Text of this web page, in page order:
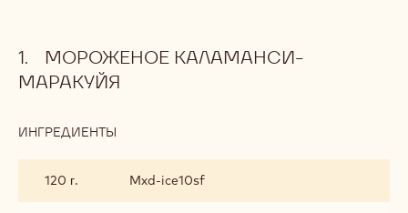
МОРОЖЕНОЕ КАЛАМАНСИ-
МАРАКУЙЯ
ИНГРЕДИЕНТЫ
МАРАКУЙЯ
120 г. Mxd-ice10sf